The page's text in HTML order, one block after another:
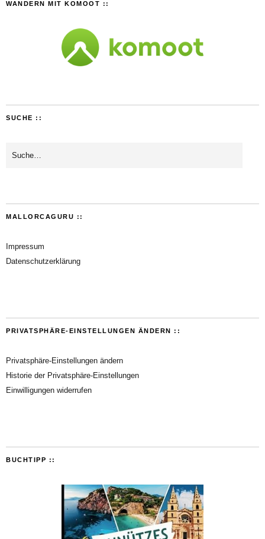
WANDERN MIT KOMOOT ::
SUCHE ::
MALLORCAGURU ::
Impressum
Datenschutzerklärung
PRIVATSPHÄRE-EINSTELLUNGEN ÄNDERN ::
Privatsphäre-Einstellungen ändern
Historie der Privatsphäre-Einstellungen
Einwilligungen widerrufen
BUCHTIPP ::